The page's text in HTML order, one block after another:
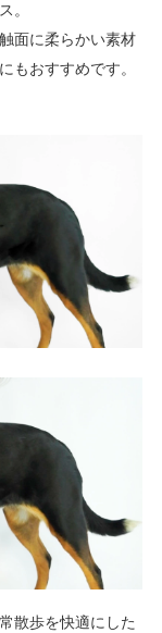
。
面に柔らかい素材
もおすすめです。
散歩を快適にした